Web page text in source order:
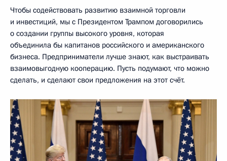
Чтобы содействовать развитию взаимной торговли
и инвестиций, мы с Президентом Трампом договорились
о создании группы высокого уровня, которая
объединила бы капитанов российского и американского
бизнеса. Предприниматели лучше знают, как выстраивать
взаимовыгодную кооперацию. Пусть подумают, что можно
сделать, и сделают свои предложения на этот счёт.